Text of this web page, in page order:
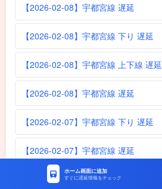
【2026-02-08】宇都宮線 遅延
【2026-02-08】宇都宮線 下り 遅延
【2026-02-08】宇都宮線 上下線 遅延
【2026-02-08】宇都宮線 遅延
【2026-02-07】宇都宮線 下り 遅延
【2026-02-07】宇都宮線 遅延
【2026-02-07】宇都宮線 上下線 遅延
ホーム画面に追加
すぐに遅延情報をチェック